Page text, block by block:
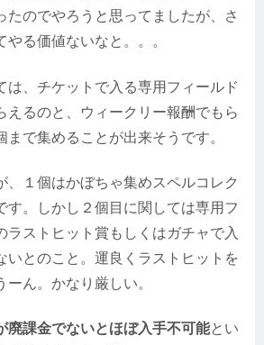
たのでやろうと思ってましたが、さ
る価値ないなと。。。
は、チケットで入る専用フィールド
えるのと、ウィークリー報酬でもら
まで集めることが出来そうです。
、１個はかぼちゃ集めスペルコレク
す。しかし２個目に関しては専用フ
ラストヒット賞もしくはガチャで入
いとのこと。運良くラストヒットを
ん。かなり厳しい。
廃課金でないとほぼ入手不可能とい